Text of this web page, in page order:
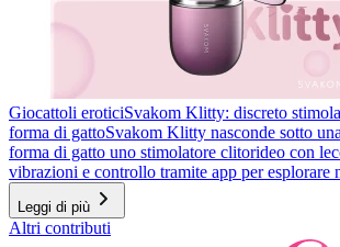
Giocattoli eroticiSvakom Klitty: discreto
forma di gattoSvakom Klitty nasconde sotto
forma di gatto uno stimolatore clitorideo con
vibrazioni e controllo tramite app per esplorare
Leggi di più
Altri contributi